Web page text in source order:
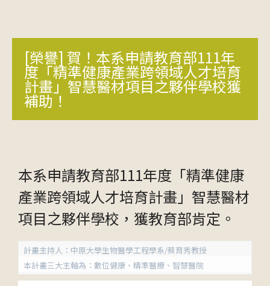
[榮譽] 賀！本系申請教育部111年
度「精準健康產業跨領域人才培育
計畫」智慧醫材項目之夥伴學校獲
補助！
本系申請教育部111年度「精準健康
產業跨領域人才培育計畫」智慧醫材
項目之夥伴學校，獲教育部肯定。
計畫主持人：中原大學生物醫學工程學系/蔡育秀教授
本計畫三大主軸為：數位健康、精準醫療、智慧醫院